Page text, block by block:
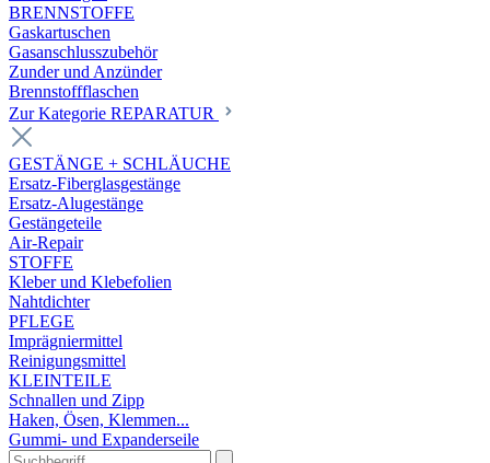
BRENNSTOFFE
Gaskartuschen
Gasanschlusszubehör
Zunder und Anzünder
Brennstoffflaschen
Zur Kategorie REPARATUR
GESTÄNGE + SCHLÄUCHE
Ersatz-Fiberglasgestänge
Ersatz-Alugestänge
Gestängeteile
Air-Repair
STOFFE
Kleber und Klebefolien
Nahtdichter
PFLEGE
Imprägniermittel
Reinigungsmittel
KLEINTEILE
Schnallen und Zipp
Haken, Ösen, Klemmen...
Gummi- und Expanderseile